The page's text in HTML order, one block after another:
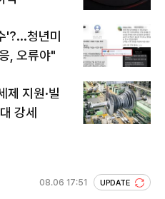
'?...청년미
, 오류야"
제 지원·빌
강세
08.06 17:51 UPDATE